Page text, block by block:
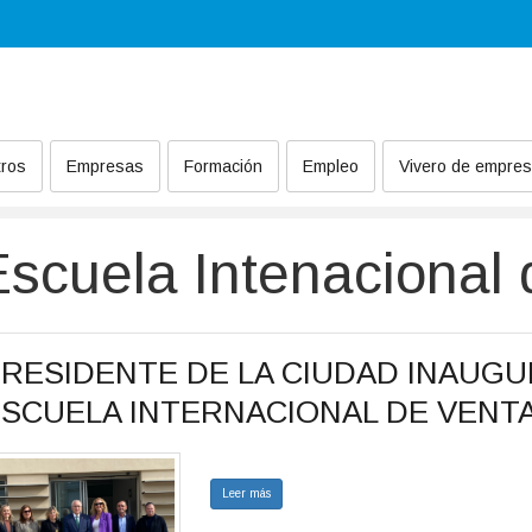
Empresas Formación Empleo Vivero de
Intenacional
DE LA CIUDAD
INTERNACIONAL DE
Leer más